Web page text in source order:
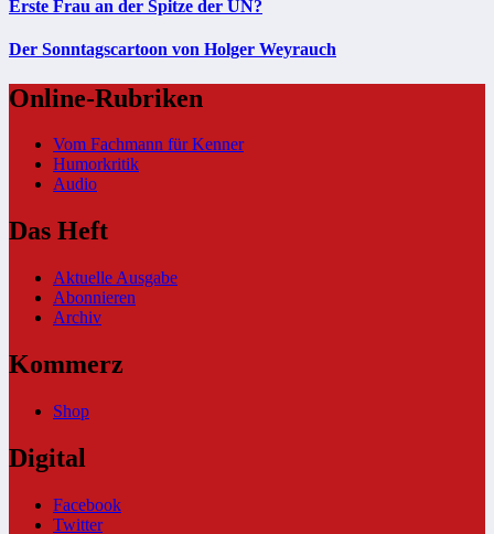
Erste Frau an der Spitze der UN?
Der Sonntagscartoon von Holger Weyrauch
Online-Rubriken
Vom Fachmann für Kenner
Humorkritik
Audio
Das Heft
Aktuelle Ausgabe
Abonnieren
Archiv
Kommerz
Shop
Digital
Facebook
Twitter